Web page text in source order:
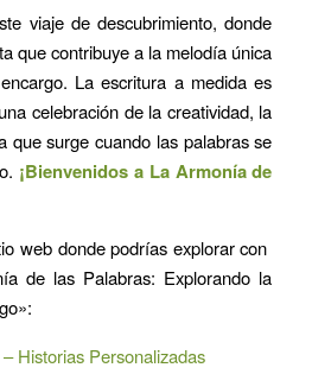
viaje de descubrimiento, donde
que contribuye a la melodía única
La escritura a medida es
celebración de la creatividad, la
que surge cuando las palabras se
¡Bienvenidos a La Armonía de
web donde podrías explorar con
de las Palabras: Explorando la
Historias Personalizadas